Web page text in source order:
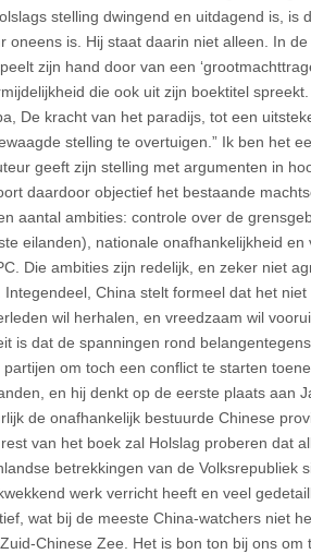
stelling dwingend en uitdagend is, is
oneens is. Hij staat daarin niet alleen. In
zijn hand door van een
die ook uit zijn boektitel
De kracht van het paradijs, tot een
stelling te overtuigen.” Ik ben het
geeft zijn stelling met argumenten in
daardoor objectief het bestaande
aantal ambities: controle over de
eilanden), nationale onafhankelijkheid
Die ambities zijn redelijk, en zeker niet
Integendeel, China stelt formeel dat het
wil herhalen, en vreedzaam wil
is dat de spanningen rond
partijen om toch een conflict te starten
en hij denkt op de eerste plaats aan
de onafhankelijk bestuurde Chinese
van het boek zal Holslag proberen dat
betrekkingen van de Volksrepubliek
werk verricht heeft en veel
wat bij de meeste China-watchers niet
Chinese Zee. Het is bon ton bij ons